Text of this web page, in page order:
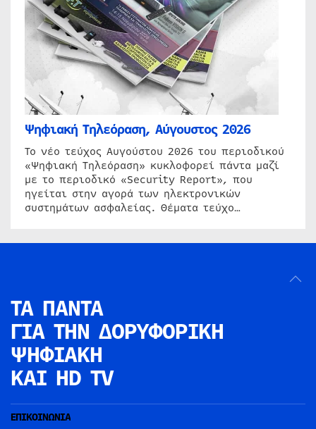
Ψηφιακή Τηλεόραση, Αύγουστος 2026
Το νέο τεύχος Αυγούστου 2026 του περιοδικού
«Ψηφιακή Τηλεόραση» κυκλοφορεί πάντα μαζί
με το περιοδικό «Security Report», που
ηγείται στην αγορά των ηλεκτρονικών
συστημάτων ασφαλείας. Θέματα τεύχο…
ΤΑ ΠΑΝΤΑ
ΓΙΑ ΤΗΝ ΔΟΡΥΦΟΡΙΚΗ
ΨΗΦΙΑΚΗ
ΚΑΙ HD TV
ΕΠΙΚΟΙΝΩΝΙΑ